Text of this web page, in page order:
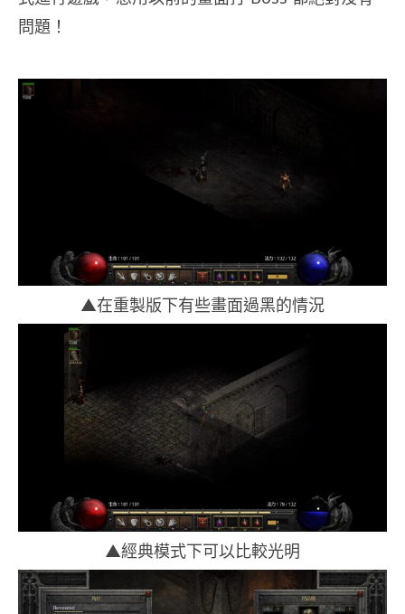
問題！
▲在重製版下有些畫面過黑的情況
▲經典模式下可以比較光明